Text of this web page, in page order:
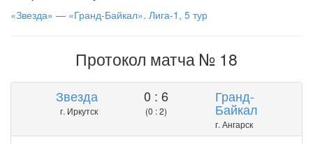
«Звезда» — «Гранд-Байкал». Лига-1, 5 тур
Протокол матча № 18
Звезда
г. Иркутск
0 : 6
(0 : 2)
Гранд-
Байкал
г. Ангарск